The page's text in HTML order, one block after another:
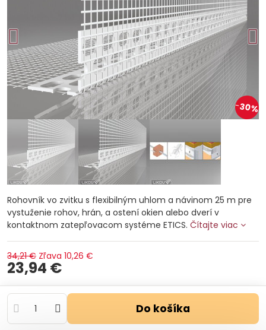
30%
Rohovník vo zvitku s flexibilným uhlom a návinom 25 m pre
vystuženie rohov, hrán, a ostení okien alebo dverí v
kontaktnom zatepľovacom systéme ETICS. Čítajte viac
34,21 € Zľava 10,26 €
23,94 €
Do košíka